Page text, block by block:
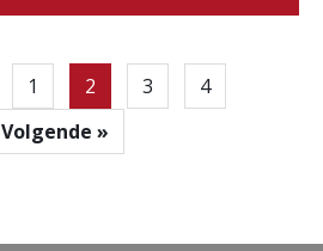
1 2 3
4
Volgende »